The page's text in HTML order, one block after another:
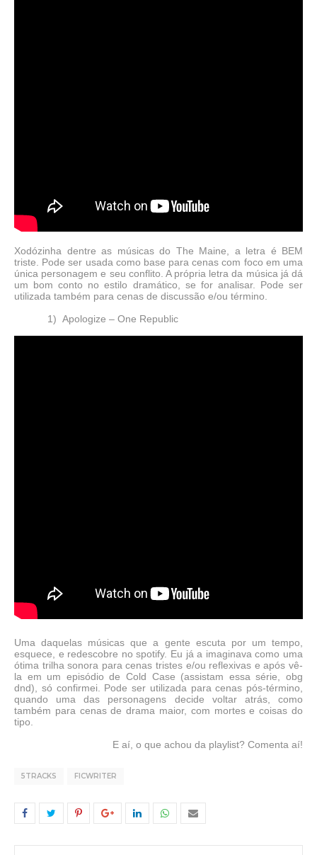
Xodózinha dentre as músicas do The Maine, a letra é BEM
triste. Pode ser usada como base para cenas com foco em uma
única personagem e seu conflito. A própria letra da música já dá
um bom conto no estilo dramático, se for analisar. Pode ser
utilizada também para cenas de discussão e/ou término.
1) Apologize – One Republic
Uma daquelas músicas que a gente escuta por um tempo,
esquece, e redescobre no spotify. Eu já a imaginava como uma
ótima trilha sonora para cenas tristes e/ou reflexivas e após vê-
la em um episódio de Cold Case (assistam essa série, obg
dnd), só confirmei. Pode ser utilizada para cenas pós-término,
quando uma das personagens decide voltar atrás, como
também para cenas de drama maior, com mortes e coisas do
tipo.
E aí, o que achou da playlist? Comenta aí!
5TRACKS FICWRITER